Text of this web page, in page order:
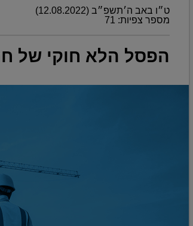
ט״ו באב ה׳תשפ״ב (12.08.2022)
מספר צפיות: 71
הפסל הלא חוקי של